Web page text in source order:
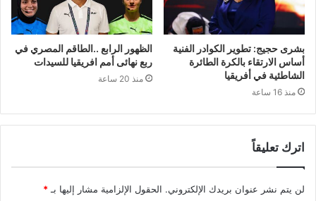
بشرى حجيج: تطوير الكوادر الفنية
أساس الارتقاء بالكرة الطائرة
الشاطئية في أفريقيا
منذ 16 ساعة
الظهور الرابع ..الطاقم المصري في
ربع نهائى أمم افريقيا للسيدات
منذ 20 ساعة
اترك تعليقاً
لن يتم نشر عنوان بريدك الإلكتروني. الحقول الإلزامية مشار إليها بـ *